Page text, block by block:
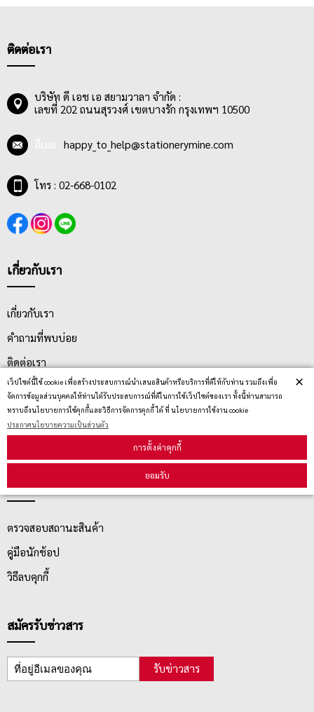
เว็ปไซต์นี้ใช้ cookie เพื่อสร้างประสบการณ์นำเสนอสินค้าหรือบริการที่ดีให้กับท่าน รวมถึงเพื่อ
จัดการข้อมูลส่วนบุคคลให้ท่านได้รับประสบการณ์ที่ดีในการใช้เว็ปไซต์ของเรา ทั้งนี้ท่านสามารถ
ทราบถึงนโยบายการใช้คุกกี้และวิธีการจัดการคุกกี้ ได้ ที่ นโยบายการใช้งาน cookie
ประกาศนโยบายความเป็นส่วนตัว
การตั้งค่าคุกกี้
ยอมรับ
×
ฟอร์มหนังสือสัญญาต่างๆ
ติดต่อเรา
บริษัท ดี เอช เอ สยามวาลา จำกัด :
เลขที่ 202 ถนนสุรวงศ์ เขตบางรัก กรุงเทพฯ 10500
happy_to_help@stationerymine.com
โทร : 02-668-0102
เกี่ยวกับเรา
เกี่ยวกับเรา
คำถามที่พบบ่อย
ติดต่อเรา
ประกาศนโยบายความเป็นส่วนตัว
นโยบายการจัดส่ง
นโยบายการเปลี่ยน/คืน สินค้า
บริการลูกค้า
ตรวจสอบสถานะสินค้า
คู่มือนักช้อป
วิธีลบคุกกี้
สมัครรับข่าวสาร
รับข่าวสาร